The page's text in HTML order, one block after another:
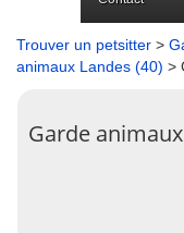
Trouver un petsitter >
animaux Landes (40) >
Garde